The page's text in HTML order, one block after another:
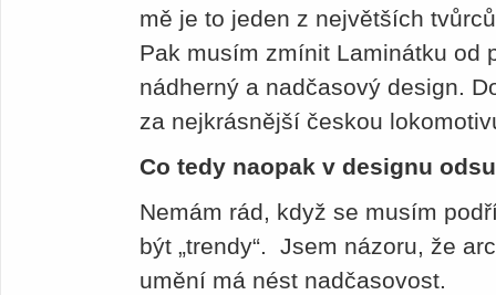
mě je to jeden z největších
Pak musím zmínit Laminátku od
nádherný a nadčasový design.
za nejkrásnější českou
Co tedy naopak v designu
Nemám rád, když se musím
být „trendy“. Jsem názoru, že
umění má nést nadčasovost.